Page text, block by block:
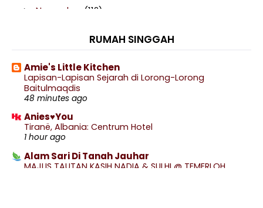
► November (112)
(103)
► August(74)
►July(102)
► June(40)
►May(76)
▼April(121)
Telefilem Ketika Takbir Bergema
Ayam Paprik
RUMAH SINGGAH
Amie's Little Kitchen
Lapisan-Lapisan Sejarah di Lorong-Lorong
Baitulmaqdis
48 minutes ago
Anies♥You
Tiranë, Albania: Centrum Hotel
1 hour ago
Alam Sari Di Tanah Jauhar
MAJLIS TAUTAN KASIH NADIA & SULHI @ TEMERLOH